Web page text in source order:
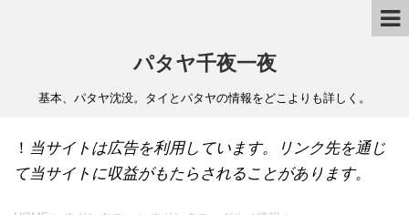
パタヤ千夜一夜
基本、パタヤ沈没。タイとパタヤの情報をどこよりも詳しく。
！ 当サイトは広告を利用しています。リンク先を通じ
て当サイトに収益がもたらされることがあります。